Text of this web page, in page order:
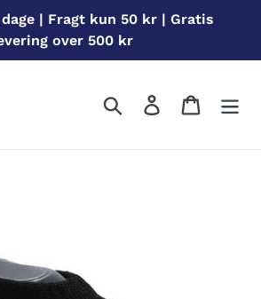
| Fragt kun 50 kr | Gratis
over 500 kr
Søg Log ind